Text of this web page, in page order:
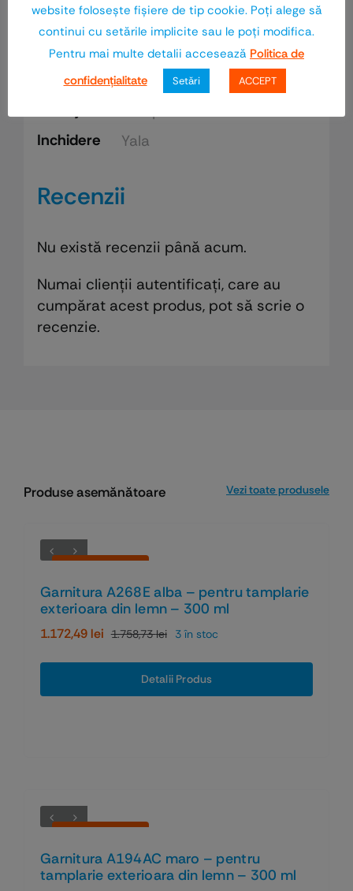
Informații Suplimentare
Greutate
1 kg
Inchidere
Yala
Recenzii
Nu există recenzii până acum.
Numai clienții autentificați, care au
cumpărat acest produs, pot să scrie o
recenzie.
Produse asemănătoare Vezi toate produsele
Garnitura A268E alba – pentru tamplarie
exterioara din lemn – 300 ml
1.758,73leiPrețul
inițial
a
fost:
1.172,49 lei
Prețul
curent
este:
1.172,49 lei.
3 în stoc
Detalii Produs
Garnitura A194AC maro – pentru
tamplarie exterioara din lemn – 300 ml
website foloseşte fişiere de tip cookie. Poţi alege să
continui cu setările implicite sau le poţi modifica.
Pentru mai multe detalii accesează Politica de
confidenţialitate
Setări ACCEPT